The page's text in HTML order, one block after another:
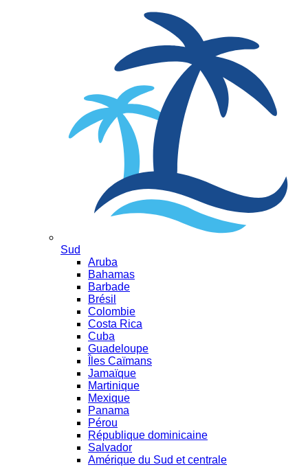
Sud
Aruba
Bahamas
Barbade
Brésil
Colombie
Costa Rica
Cuba
Guadeloupe
Îles Caïmans
Jamaïque
Martinique
Mexique
Panama
Pérou
République dominicaine
Salvador
Amérique du Sud et centrale